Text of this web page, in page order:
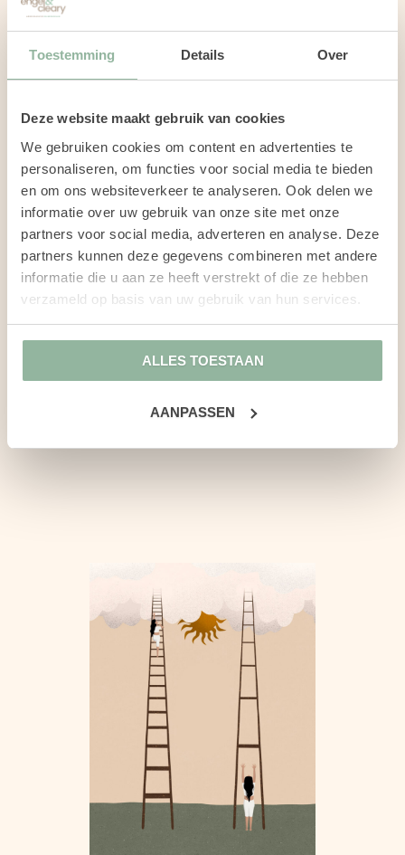
Toestemming Details Over
Deze website maakt gebruik van cookies
We gebruiken cookies om content en advertenties te
personaliseren, om functies voor social media te bieden
en om ons websiteverkeer te analyseren. Ook delen we
informatie over uw gebruik van onze site met onze
partners voor social media, adverteren en analyse. Deze
partners kunnen deze gegevens combineren met andere
informatie die u aan ze heeft verstrekt of die ze hebben
verzameld op basis van uw gebruik van hun services.
ALLES TOESTAAN
AANPASSEN
Doelen bepalen.
Ontwikkelingsplan maken.
Actieplan opstellen.
Uitvoering.
Eindevaluatie.
Neem vrijblijvend contact met
ons op om jouw
coachingsvraagstuk en opties
te bespreken.
BEL DIRECT 075 - 207 30 12